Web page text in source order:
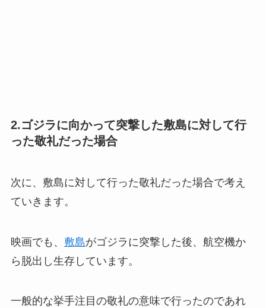
2.ゴジラに向かって突撃した敷島に対して行
った敬礼だった場合
次に、敷島に対して行った敬礼だった場合で考え
ていきます。
映画でも、 敷島がゴジラに突撃した後、航空機か
ら脱出し生存しています。
一般的な挙手注目の敬礼の意味で行ったのであれ